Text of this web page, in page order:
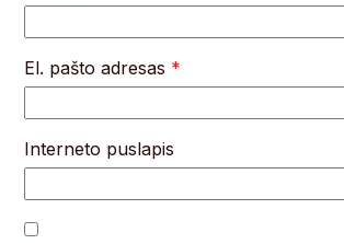
El. pašto adresas *
Interneto puslapis